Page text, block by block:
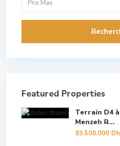
Featured Properties
Terrain D4
Menzeh R...
93.500.000